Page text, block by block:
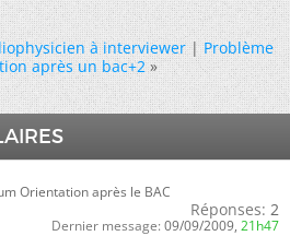
à interviewer|Problème
après un bac+2 »
Orientation après le BAC
Réponses: 2
Dernier message: 09/09/2009, 21h47